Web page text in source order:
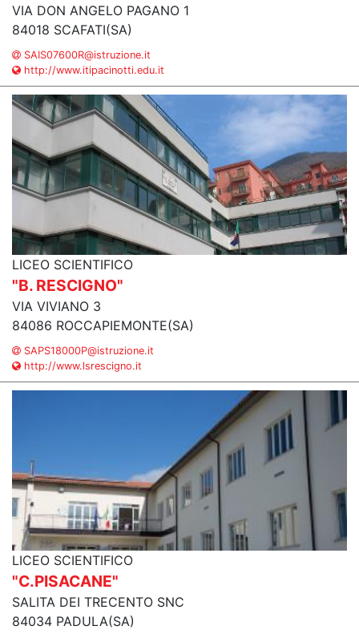
VIA DON ANGELO PAGANO 1
84018 SCAFATI(SA)
SAIS07600R@istruzione.it
http://www.itipacinotti.edu.it
LICEO SCIENTIFICO
"B. RESCIGNO"
VIA VIVIANO 3
84086 ROCCAPIEMONTE(SA)
SAPS18000P@istruzione.it
http://www.lsrescigno.it
LICEO SCIENTIFICO
"C.PISACANE"
SALITA DEI TRECENTO SNC
84034 PADULA(SA)